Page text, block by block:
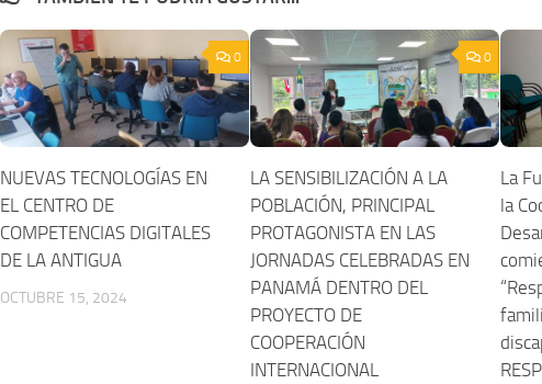
0
NUEVAS TECNOLOGÍAS EN
EL CENTRO DE
COMPETENCIAS DIGITALES
DE LA ANTIGUA
OCTUBRE 15, 2024
0
LA SENSIBILIZACIÓN A LA
POBLACIÓN, PRINCIPAL
PROTAGONISTA EN LAS
JORNADAS CELEBRADAS EN
PANAMÁ DENTRO DEL
PROYECTO DE
COOPERACIÓN
INTERNACIONAL
La
la